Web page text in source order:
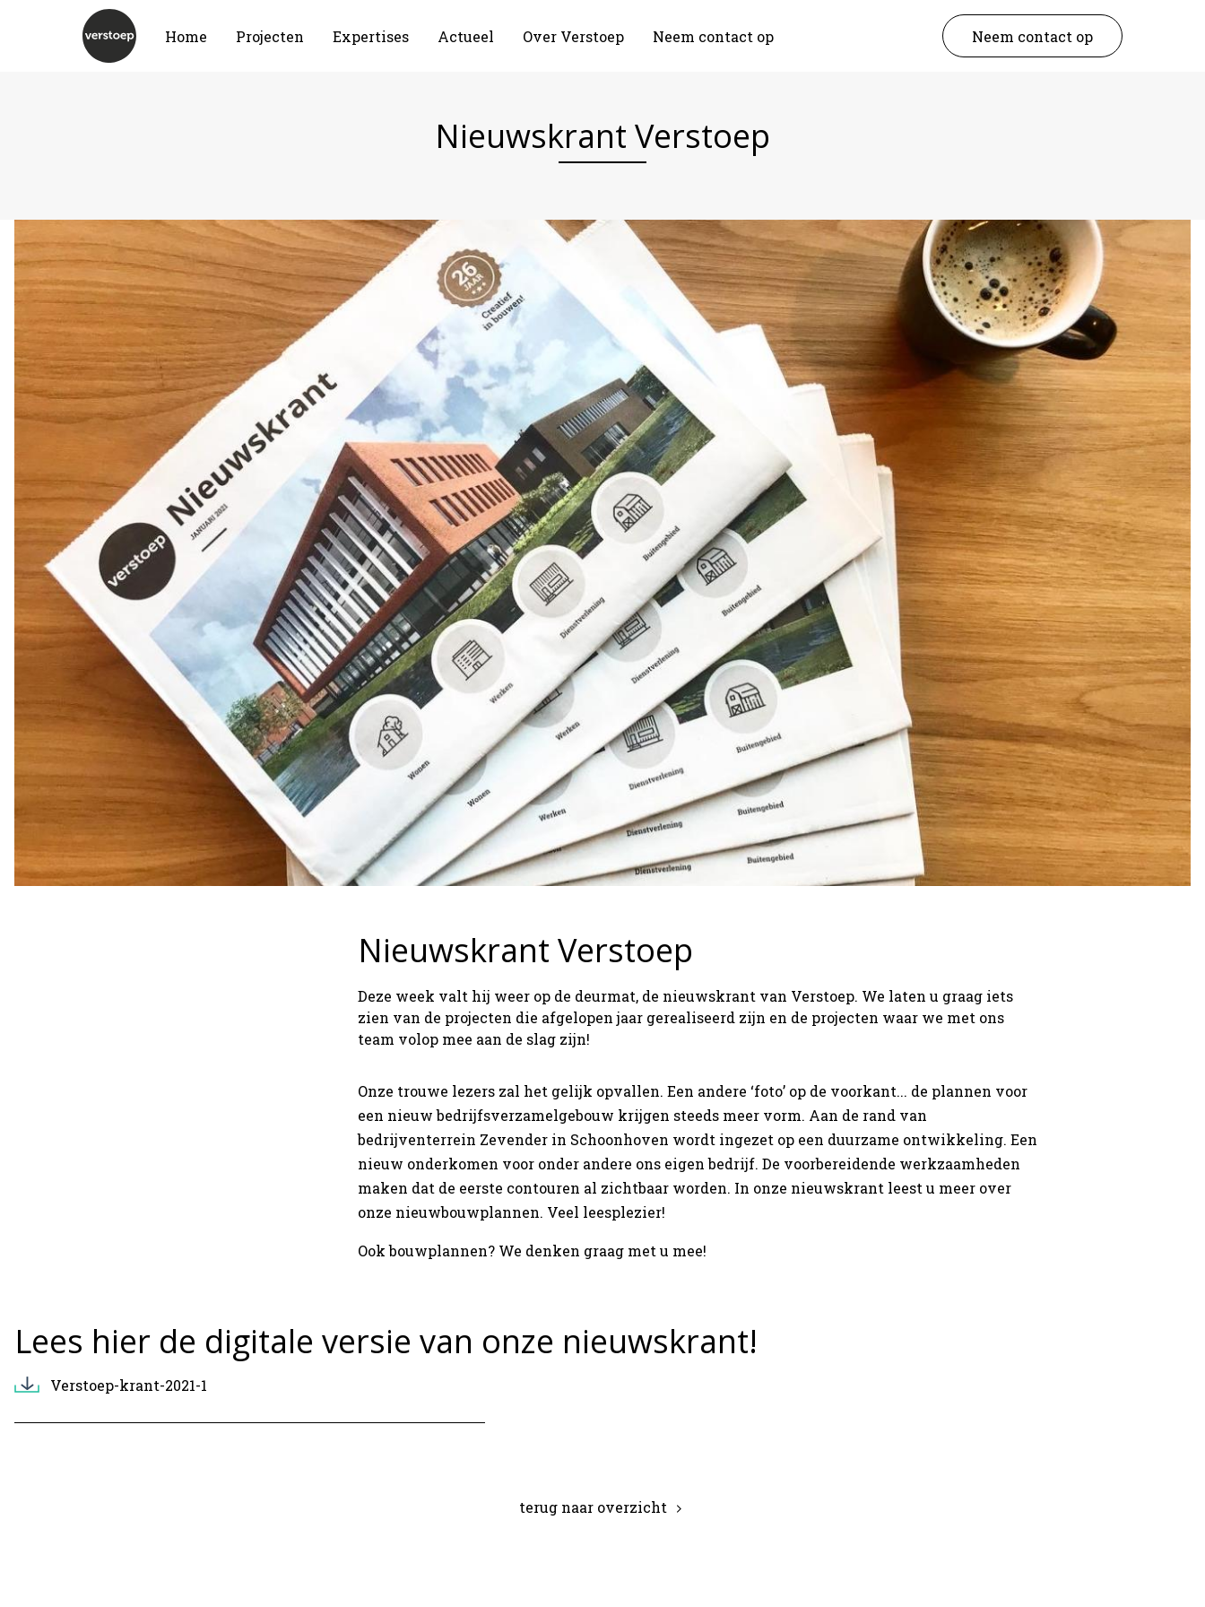
Home Projecten Expertises Actueel Over Verstoep Neem contact op Neem contact op
Nieuwskrant Verstoep
Nieuwskrant Verstoep
Deze week valt hij weer op de deurmat, de nieuwskrant van Verstoep. We laten u graag iets
zien van de projecten die afgelopen jaar gerealiseerd zijn en de projecten waar we met ons
team volop mee aan de slag zijn!
Onze trouwe lezers zal het gelijk opvallen. Een andere ‘foto’ op de voorkant... de plannen voor
een nieuw bedrijfsverzamelgebouw krijgen steeds meer vorm. Aan de rand van
bedrijventerrein Zevender in Schoonhoven wordt ingezet op een duurzame ontwikkeling. Een
nieuw onderkomen voor onder andere ons eigen bedrijf. De voorbereidende werkzaamheden
maken dat de eerste contouren al zichtbaar worden. In onze nieuwskrant leest u meer over
onze nieuwbouwplannen. Veel leesplezier!
Ook bouwplannen? We denken graag met u mee!
Lees hier de digitale versie van onze nieuwskrant!
Verstoep-krant-2021-1
terug naar overzicht